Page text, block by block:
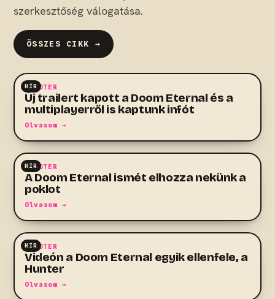
szerkesztőség válogatása.
ÖSSZES CIKK →
HÍR
SHOOTER
Új trailert kapott a Doom Eternal és a
multiplayerről is kaptunk infót
Olvasom →
HÍR
SHOOTER
A Doom Eternal ismét elhozza nekünk a
poklot
Olvasom →
HÍR
SHOOTER
Videón a Doom Eternal egyik ellenfele, a
Hunter
Olvasom →